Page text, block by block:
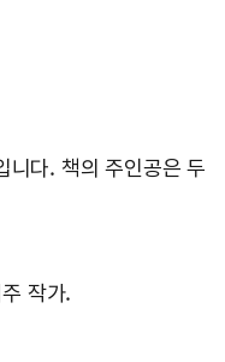
니다. 책의 주인공은 두
작가.